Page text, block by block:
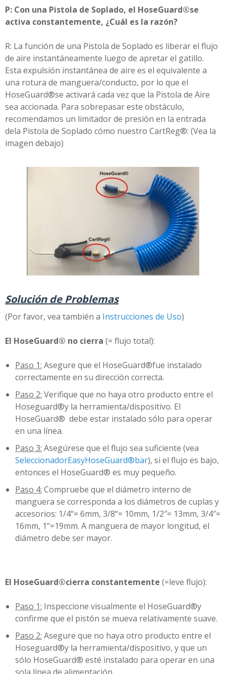
P: Con una Pistola de Soplado, el HoseGuard®se
activa constantemente, ¿Cuál es la razón?
R: La función de una Pistola de Soplado es liberar el flujo
de aire instantáneamente luego de apretar el gatillo.
Esta expulsión instantánea de aire es el equivalente a
una rotura de manguera/conducto, por lo que el
HoseGuard®se activará cada vez que la Pistola de Aire
sea accionada. Para sobrepasar este obstáculo,
recomendamos un limitador de presión en la entrada
dela Pistola de Soplado cómo nuestro CartReg®: (Vea la
imagen debajo)
Solución de Problemas
(Por favor, vea también a Instrucciones de Uso)
El HoseGuard® no cierra (= flujo total):
Paso 1: Asegure que el HoseGuard®fue instalado
correctamente en su dirección correcta.
Paso 2: Verifique que no haya otro producto entre el
Hoseguard®y la herramienta/dispositivo. El
HoseGuard® debe estar instalado sólo para operar
en una línea.
Paso 3: Asegúrese que el flujo sea suficiente (vea
SeleccionadorEasyHoseGuard®bar), si el flujo es bajo,
entonces el HoseGuard® es muy pequeño.
Paso 4: Compruebe que el diámetro interno de
manguera se corresponda a los diámetros de cuplas y
accesorios: 1/4“= 6mm, 3/8“= 10mm, 1/2″= 13mm, 3/4″=
16mm, 1“=19mm. A manguera de mayor longitud, el
diámetro debe ser mayor.
El HoseGuard®cierra constantemente (=leve flujo):
Paso 1: Inspeccione visualmente el HoseGuard®y
confirme que el pistón se mueva relativamente suave.
Paso 2: Asegure que no haya otro producto entre el
Hoseguard®y la herramienta/dispositivo, y que un
sólo HoseGuard® esté instalado para operar en una
sola línea de alimentación.